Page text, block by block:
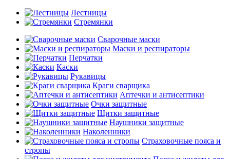
Лестницы
Стремянки
Сварочные маски
Маски и респираторы
Перчатки
Каски
Рукавицы
Краги сварщика
Аптечки и антисептики
Очки защитные
Щитки защитные
Наушники защитные
Наколенники
Страховочные пояса и
стропы